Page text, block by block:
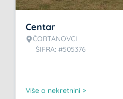
Centar
ČORTANOVCI
ŠIFRA: #505376
Više o nekretnini >